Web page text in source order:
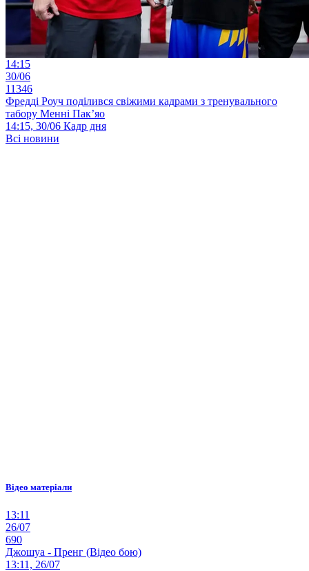
14:15
30/06
11346
Фредді Роуч поділився свіжими кадрами з тренувального
табору Менні Пак’яо
14:15, 30/06 Кадр дня
Всі новини
Відео матеріали
13:11
26/07
690
Джошуа - Пренг (Відео бою)
13:11, 26/07